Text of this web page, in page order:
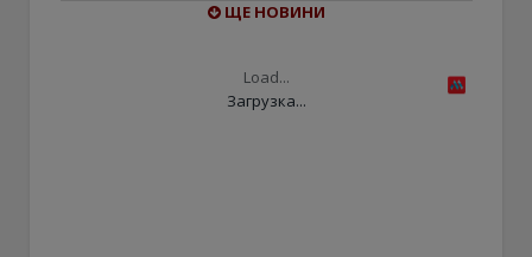
ЩЕ НОВИНИ
Load...
Загрузка...